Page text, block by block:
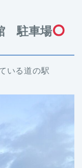
駐車場
いる道の駅